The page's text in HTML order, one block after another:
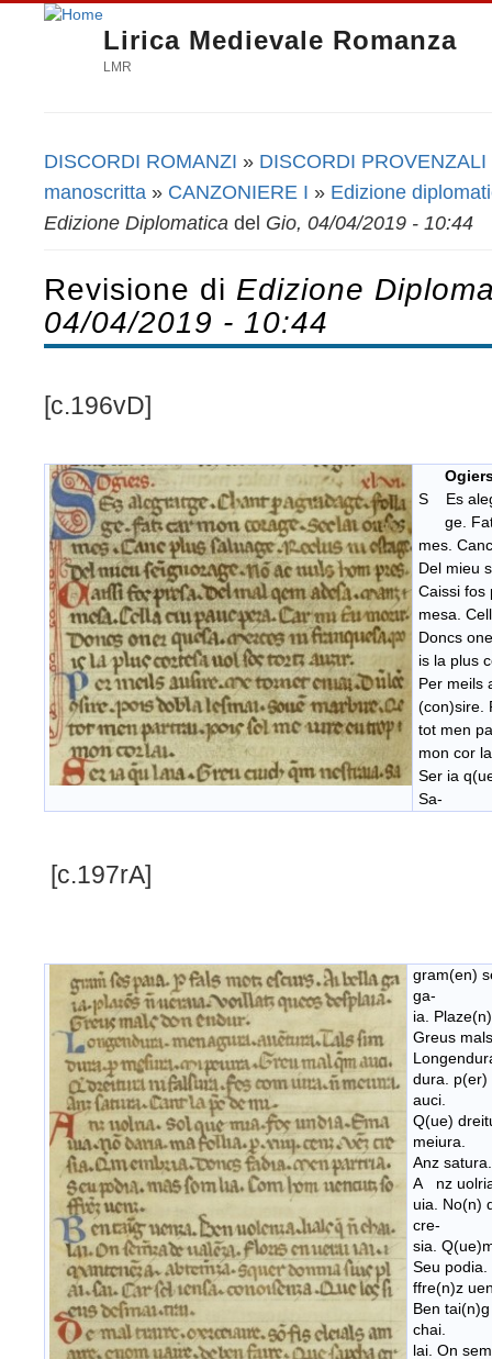
Lirica Medievale Romanza
LMR
Tu sei qui
DISCORDI ROMANZI » DISCORDI PROVENZALI
manoscritta » CANZONIERE I » Edizione
Edizione Diplomatica del Gio, 04/04/2019 - 10:44
Revisione di Edizione
04/04/2019 - 10:44
[c.196vD]
S Es
ge. Fatz
mes.
Del mieu
Caissi fos
mesa.
Doncs
is la plus
Per meils
(con)sire.
tot men
mon cor
Ser ia
Sa-
[c.197rA]
gram(en)
ga-
ia.
Greus
dura. p(er)
auci.
Q(ue)
meiura.
Anz
A nz
uia. No(n)
cre-
sia.
Seu
ffre(n)z
Ben
chai.
lai. On